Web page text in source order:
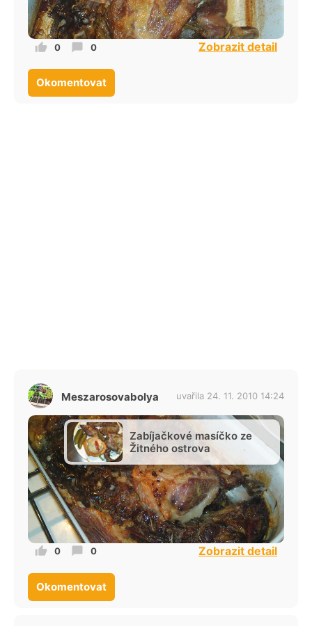
0 0 Zobrazit detail
Okomentovat
Meszarosovabolya uvařila 24. 11. 2010 14:24
Zabíjačkové masíčko ze
Žitného ostrova
0 0 Zobrazit detail
Okomentovat